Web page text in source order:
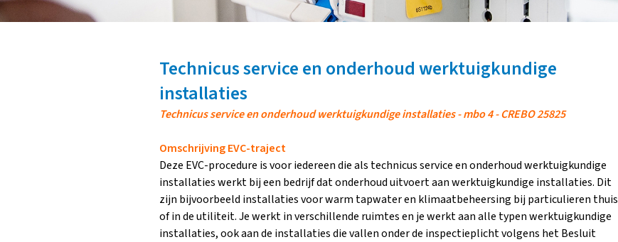
Technicus service en onderhoud werktuigkundige
installaties
Technicus service en onderhoud werktuigkundige installaties - mbo 4 - CREBO 25825
Omschrijving EVC-traject
Deze EVC-procedure is voor iedereen die als technicus service en onderhoud werktuigkundige
installaties werkt bij een bedrijf dat onderhoud uitvoert aan werktuigkundige installaties. Dit
zijn bijvoorbeeld installaties voor warm tapwater en klimaatbeheersing bij particulieren thuis
of in de utiliteit. Je werkt in verschillende ruimtes en je werkt aan alle typen werktuigkundige
installaties, ook aan de installaties die vallen onder de inspectieplicht volgens het Besluit